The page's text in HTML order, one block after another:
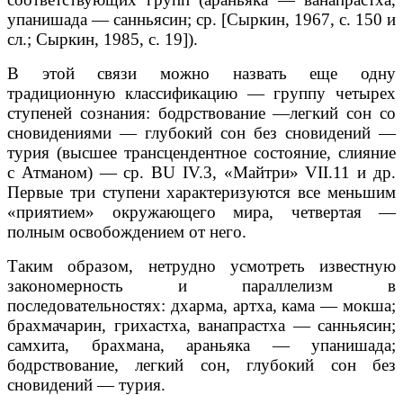
упанишада — санньясин; ср. [Сыркин, 1967, с. 150 и
сл.; Сыркин, 1985, с. 19]).
В этой связи можно назвать еще одну
традиционную классификацию — группу четырех
ступеней сознания: бодрствование —легкий сон со
сновидениями — глубокий сон без сновидений —
турия (высшее трансцендентное состояние, слияние
с Атманом) — ср. BU IV.3, «Майтри» VII.11 и др.
Первые три ступени характеризуются все меньшим
«приятием» окружающего мира, четвертая —
полным освобождением от него.
Таким образом, нетрудно усмотреть известную
закономерность и параллелизм в
последовательностях: дхарма, артха, кама — мокша;
брахмачарин, грихастха, ванапрастха — санньясин;
самхита, брахмана, араньяка — упанишада;
бодрствование, легкий сон, глубокий сон без
сновидений — турия.